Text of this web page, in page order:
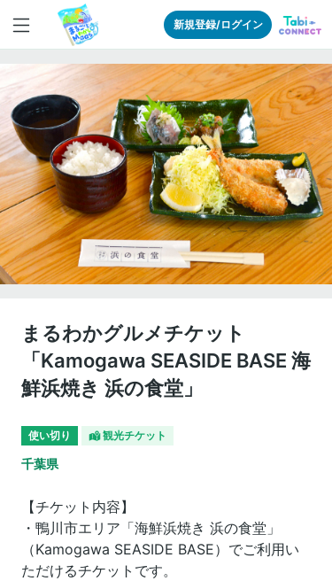
新規登録/ログイン
まるわかグルメチケット
「Kamogawa SEASIDE BASE 海
鮮浜焼き 浜の食堂」
使い切り 観光チケット
千葉県
【チケット内容】
・鴨川市エリア「海鮮浜焼き 浜の食堂」
（Kamogawa SEASIDE BASE）でご利用い
ただけるチケットです。